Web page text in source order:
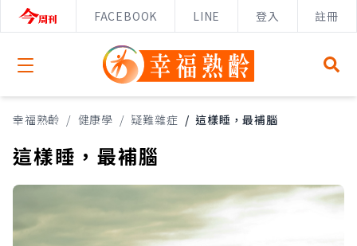
FACEBOOK LINE 登入 註冊
Open menu
幸福熟齡 / 健康學 / 疑難雜症 / 這樣睡，最補腦
這樣睡，最補腦